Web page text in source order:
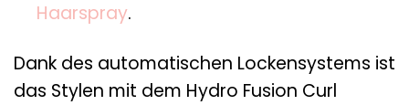
Haarspray.
Dank des automatischen Lockensystems ist
das Stylen mit dem Hydro Fusion Curl